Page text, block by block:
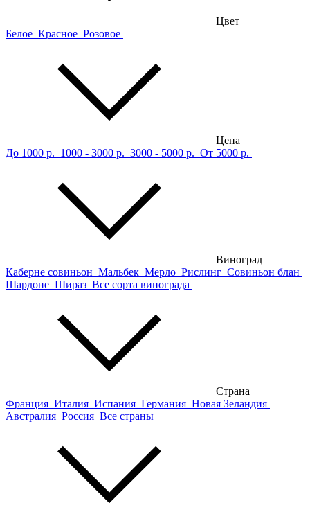
Цвет
Белое Красное Розовое
Цена
До 1000 р. 1000 - 3000 р. 3000 - 5000 р. От 5000 р.
Виноград
Каберне совиньон Мальбек Мерло Рислинг Совиньон блан
Шардоне Шираз Все сорта винограда
Страна
Франция Италия Испания Германия Новая Зеландия
Австралия Россия Все страны